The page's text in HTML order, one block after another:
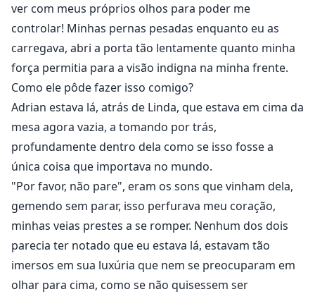
ver com meus próprios olhos para poder me
controlar! Minhas pernas pesadas enquanto eu as
carregava, abri a porta tão lentamente quanto minha
força permitia para a visão indigna na minha frente.
Como ele pôde fazer isso comigo?
Adrian estava lá, atrás de Linda, que estava em cima da
mesa agora vazia, a tomando por trás,
profundamente dentro dela como se isso fosse a
única coisa que importava no mundo.
"Por favor, não pare", eram os sons que vinham dela,
gemendo sem parar, isso perfurava meu coração,
minhas veias prestes a se romper. Nenhum dos dois
parecia ter notado que eu estava lá, estavam tão
imersos em sua luxúria que nem se preocuparam em
olhar para cima, como se não quisessem ser